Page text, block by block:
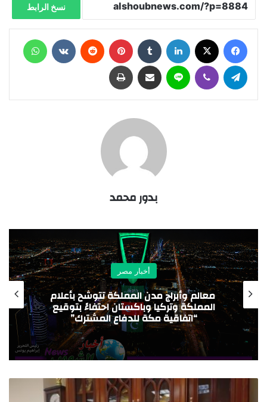
نسخ الرابط
بدور محمد
أخبار مصر
التواصل مع الجهاز القومي لتنظيم الاتصالات
لتقديم الشكاوى في هذا الشأن من خلال
قنوات التواصل الخاصة بالجهاز